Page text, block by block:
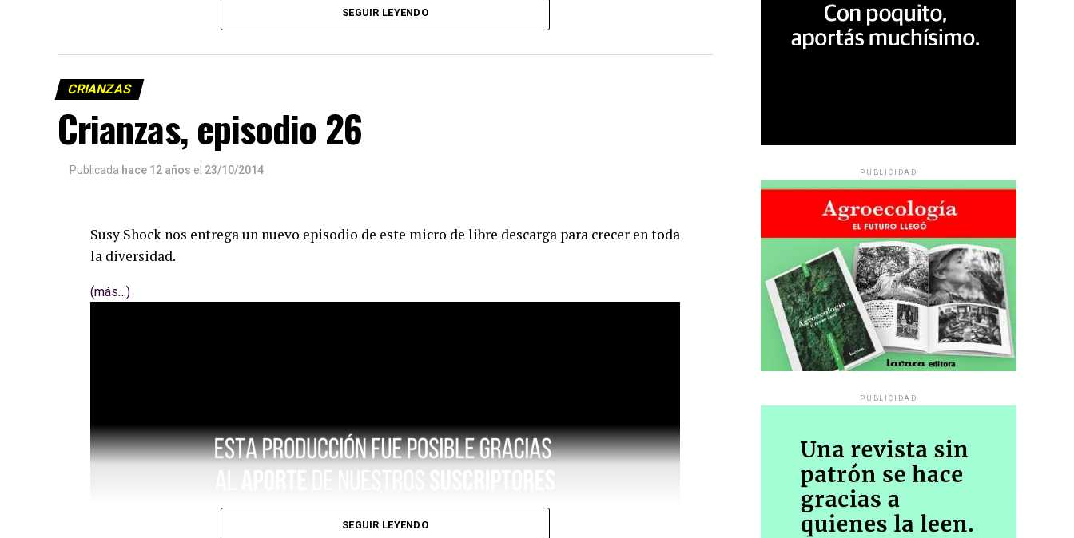
SEGUIR LEYENDO
CRIANZAS
Crianzas, episodio 26
Publicada hace 12 años el 23/10/2014
Susy Shock nos entrega un nuevo episodio de este micro de libre descarga para crecer en toda
la diversidad.
(más…)
SEGUIR LEYENDO
PUBLICIDAD
PUBLICIDAD